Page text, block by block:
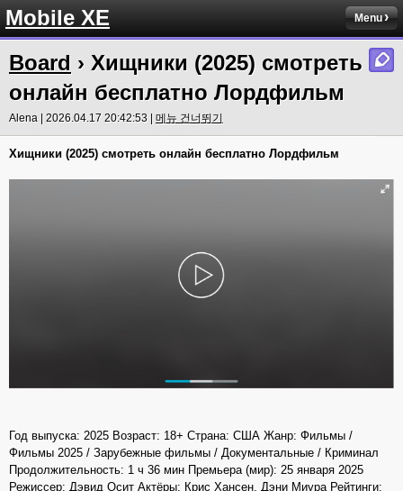
Mobile XE Menu
Board › Хищники (2025) смотреть
онлайн бесплатно Лордфильм
Alena | 2026.04.17 20:42:53 | 메뉴 건너뛰기
Хищники (2025) смотреть онлайн бесплатно Лордфильм
Год выпуска: 2025 Возраст: 18+ Страна: США Жанр: Фильмы /
Фильмы 2025 / Зарубежные фильмы / Документальные / Криминал
Продолжительность: 1 ч 36 мин Премьера (мир): 25 января 2025
Режиссер: Дэвид Осит Актёры: Крис Хансен, Дэни Миура Рейтинги: